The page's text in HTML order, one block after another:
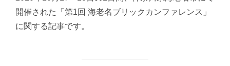
開催された「第1回 海老名ブリックカンファレンス」
に関する記事です。